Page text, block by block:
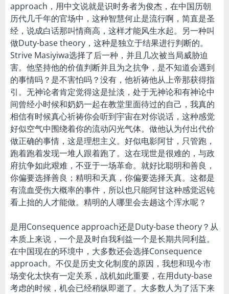
approach，用中文说就是识时务者为俊杰，在中国历朝
历代几千年的官场中，这种智慧何止是流行啊，简直是圣
经，说成白话那叫情商高，这样才能风生水起。另一种叫
做Duty-base theory，这种是独立于结果进行判断的。
Strive Masiyiwa选择了后一种，并且几次被当局威胁迫
害。他坚持他的价值判断并且为之抗争，是不知道会遇到
的事情吗？是不害怕吗？没有，他祈祷他从上帝那获得指
引。无神论者肯定觉得这是扯淡，处于无神论和有神论中
间曾经小时候和奶奶一起在教堂里面待过的自己，我真的
相信有时候真心祈祷你会听到宇宙在对你说话，这种感觉
好似空气中围绕着你的流动闪光气体。做他认为付出代价
做正确的事情，这是理想主义。好似电影阿甘，只管跑，
跑着跑着发现一堆人跟着跑了。这在现世是很难的，与政
府抗争如此艰难，不亚于一场革命。就好比聪明和善良，
你偏要选择善良；精明和天真，你偏要选择天真。这都是
有流血受伤大概率的事件，所以也只能阿甘这种感觉迟钝
看上拙的人才能做。精明的人哪里会去趟这个浑水呢？
是用Consequence approach还是Duty-base theory？从
本质上来说，一个是及时自我利益一个是长期共同利益。
在中国现在的环境中，大多数还会选择Consequence
approach。不仅是历史文化制度的原因，我想和现今市
场变化太快有一定关系，战机如此重要，在用duty-base
考虑的时候，机会已经稍纵即逝了。大多数人为了活下来